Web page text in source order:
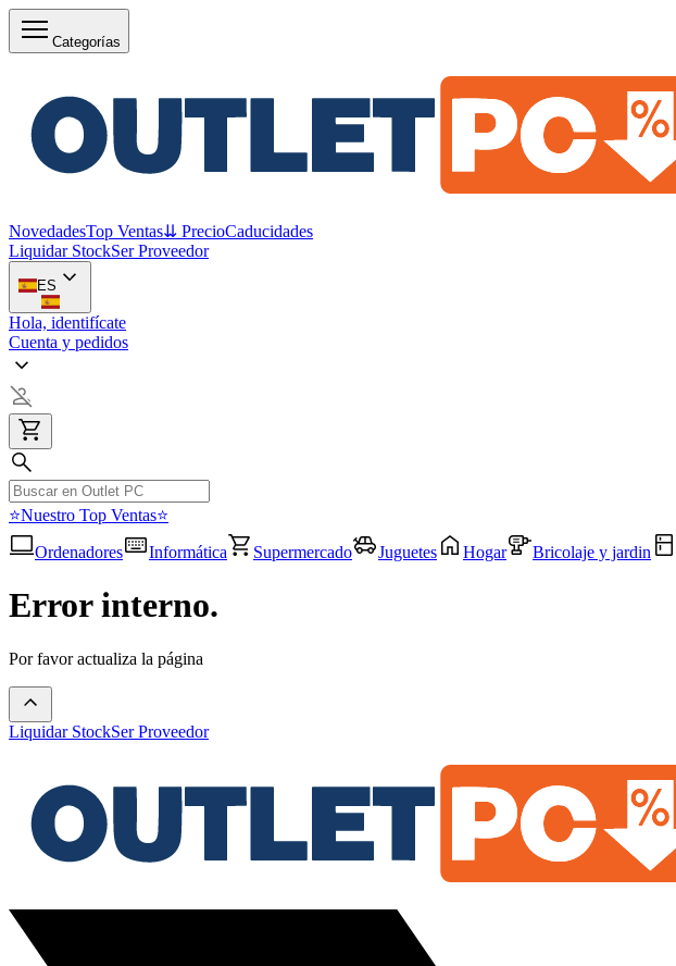
Categorías
NovedadesTop Ventas⇊ PrecioCaducidades
Liquidar StockSer Proveedor
ES
Hola, identifícate
Cuenta y pedidos
⭐Nuestro Top Ventas⭐
Ordenadores
Informática Supermercado Juguetes Hogar Bricolaje y jardin
Error interno.
Por favor actualiza la página
Liquidar StockSer Proveedor